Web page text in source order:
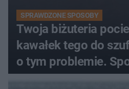
SPRAWDZONE SPOSOBY
Twoja biżuteria
kawałek tego do
o tym problemie.
pociemniałą